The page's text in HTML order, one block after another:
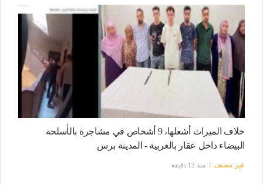
خلاف الميراث أشعلها، 9 أشخاص في مشاجرة بالأسلحة
البيضاء داخل عقار بالغربية - المدينة برس
غير مصنف منذ 12 دقيقة